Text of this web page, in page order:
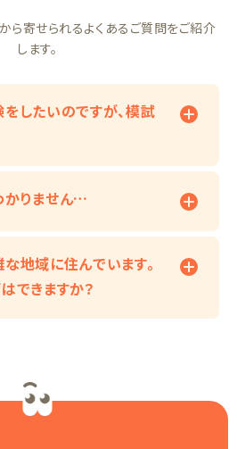
ら寄せられるよくあるご質問をご紹介
します。
したいのですが、模試
りません…
地域に住んでいます。
できますか？